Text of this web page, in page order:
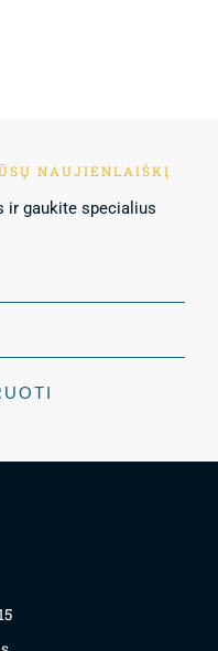
NAUJIENLAIŠKĮ
ir gaukite specialius